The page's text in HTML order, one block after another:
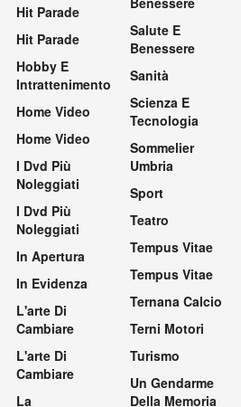
Hit Parade
Hit Parade
Hobby E
Intrattenimento
Home Video
Home Video
I Dvd Più
Noleggiati
I Dvd Più
Noleggiati
In Apertura
In Evidenza
L'arte Di
Cambiare
L'arte Di
Cambiare
La
Salute E
Benessere
Sanità
Scienza E
Tecnologia
Sommelier
Umbria
Sport
Teatro
Tempus Vitae
Tempus Vitae
Ternana Calcio
Terni Motori
Turismo
Un Gendarme
Della Memoria